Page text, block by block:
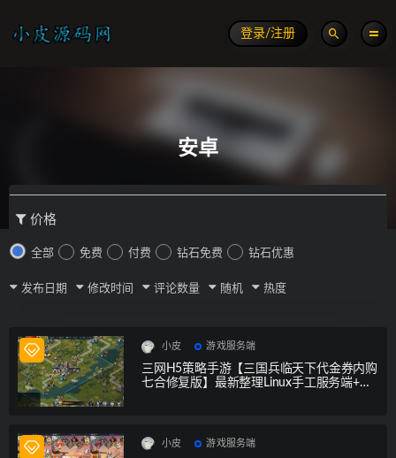
登录/注册
安卓
价格
全部 免费 付费 钻石免费 钻石优惠
发布日期 修改时间 评论数量 随机 热度
小皮 游戏服务端
三网H5策略手游【三国兵临天下代金券内购
七合修复版】最新整理Linux手工服务端+管
小皮 游戏服务端